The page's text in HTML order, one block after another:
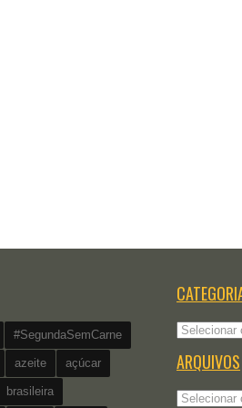
#SegundaSemCarne
azeite açúcar
brasileira
Categorias
ARQUIVOS
Arquivos